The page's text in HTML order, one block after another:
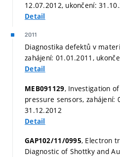
12.07.2012, ukončení:
Detail
2011
Diagnostika defektů v
zahájení: 01.01.2011,
Detail
MEB091129, Investigation
pressure sensors, zahájení:
31.12.2012
Detail
GAP102/11/0995, Electron
Diagnostic of Shottky and